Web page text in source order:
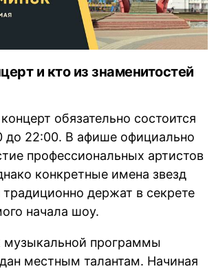
и кто из знаменитостей
обязательно состоится
до 22:00. В афише официально
профессиональных артистов
конкретные имена звезд
традиционно держат в секрете
начала шоу.
музыкальной программы
местным талантам. Начиная